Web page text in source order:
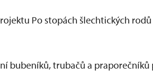
Po stopách šlechtických rodů
í bubeníků, trubačů a praporečníků